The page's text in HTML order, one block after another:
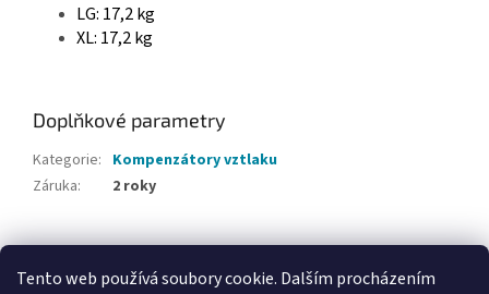
Tento web používá soubory cookie. Dalším procházením
LG: 17,2 kg
XL: 17,2 kg
Doplňkové parametry
Kategorie: Kompenzátory vztlaku
Záruka: 2 roky
Z
Webové stránky Divecentra CZ